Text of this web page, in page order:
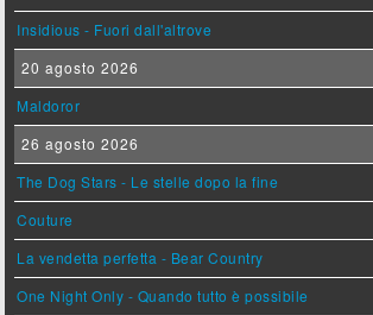
Insidious - Fuori dall'altrove
20 agosto 2026
Maldoror
26 agosto 2026
The Dog Stars - Le stelle dopo la fine
Couture
La vendetta perfetta - Bear Country
One Night Only - Quando tutto è possibile